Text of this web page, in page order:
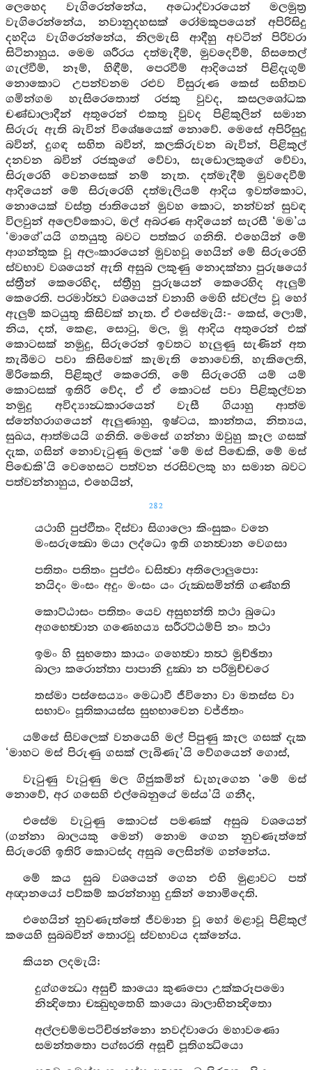
ලෙහෙද වැගිරෙන්නේය, අධොද්වාරයෙන් මලමුත්‍ර
වැගිරෙන්නේය, නවානුදහසක් රෝමකූපයෙන් අපිරිසිදු
දහදිය වැගිරෙන්නේය, නිලමැසි ආදීහු අවටින් පිරිවරා
සිටිනාහුය. මෙම ශරීරය දත්මැදීම්, මුවදෙවීම්, හිසතෙල්
ගැල්වීම්, නෑම්, හිඳීම්, පෙරවීම් ආදියෙන් පිළිදැගුම්
නොකොට උපන්වනම රළුව විසුරුණ කෙස් සහිතව
ගමින්ගම හැසිරෙතොත් රජකු වුවද, කසලශෝධක
චණ්ඩාලාදීන් අතුරෙන් එකතු වුවද පිළිකුලින් සමාන
සිරුරු ඇති බැවින් විශේෂයෙක් නොවේ. මෙසේ අපිරිසුදු
බවින්, දුගඳ සහිත බවින්, කලකිරුවන බැවින්, පිළිකුල්
දනවන බවින් රජකුගේ වේවා, සැඩොලකුගේ වේවා,
සිරුරෙහි වෙනසෙක් නම් නැත. දත්මැදීම් මුවදෙවීම්
ආදියෙන් මේ සිරුරෙහි දත්මැලියම් ආදිය ඉවත්කොට,
නොයෙක් වස්ත්‍ර ජාතියෙන් මුවහ කොට, නන්වන් සුවඳ
විලවුන් අලෙව්කොට, මල් අබරණ ආදියෙන් සැරසී ‘මම’ය
‘මාගේ’යයි ගතයුතු බවට පත්කර ගනිති. එහෙයින් මේ
ආගන්තුක වූ අලංකාරයෙන් මුවහවූ හෙයින් මේ සිරුරෙහි
ස්වභාව වශයෙන් ඇති අසුබ ලකුණු නොදක්නා පුරුෂයෝ
ස්ත්‍රීන් කෙරෙහිද, ස්ත්‍රීහු පුරුෂයන් කෙරෙහිද ඇලුම්
කෙරෙති. පරමාර්ත්‍ථ වශයෙන් වනාහි මෙහි ස්වල්ප වූ හෝ
ඇලුම් කටයුතු කිසිවක් නැත. ඒ එසේමැයි:- කෙස්, ලොම්,
නිය, දත්, කෙළ, සොටු, මල, මූ ආදිය අතුරෙන් එක්
කොටසක් නමුදු, සිරුරෙන් ඉවතට හැලුණු සැණින් අත
තැබීමට පවා කිසිවෙක් කැමැති නොවෙති, හැකිලෙති,
මිරිකෙති, පිළිකුල් කෙරෙති, මේ සිරුරෙහි යම් යම්
කොටසක් ඉතිරි වේද, ඒ ඒ කොටස් පවා පිළිකුල්වන
නමුදු අවිද්‍යාන්‍ධකාරයෙන් වැසී ගියාහු ආත්ම
ස්නේහරාගයෙන් ඇලුණාහු, ඉෂ්ටය, කාන්තය, නිත්‍යය,
සුඛය, ආත්මයයි ගනිති. මෙසේ ගන්නා ඔවුහු කෑල ගසක්
දැක, ගසින් නොවැටුණු මලක් ‘මේ මස් පිඬෙකි, මේ මස්
පිඬෙකි’යි වෙහෙසට පත්වන ජරසිවලකු හා සමාන බවට
පත්වන්නාහුය, එහෙයින්,
282
යථාහි පුප්ඵිතං දිස්වා සිගාලො කිංසුකං වනෙ
මංසරුක්‍ඛො මයා ලද්ධො ඉති ගනත්‍වාන වෙගසා
පතිතං පතිතං පුප්ඵං ඩසිත්‍වා අතිලොලුපො:
නයිදං මංසං අදුං මංසං යං රුක්‍ඛසමින්ති ගණ්හති
කොට්ඨාසං පතිතං යෙව අසුභන්ති තථා බුධො
අගභෙත්‍වාන ගණෙහය්‍ය සරීරට්ඨම්පි නං තථා
ඉමං හි සුභතො කායං ගහෙත්‍වා තත්‍ථ මුච්ඡිතා
බාලා කරොන්තා පාපානි දුක්‍ඛා න පරිමුච්චරෙ
තස්මා පස්සෙය්‍යං මෙධාවී ජීවිනො වා මතස්ස වා
සභාවං පූතිකායස්ස සුභභාවෙන වජ්ජිතං
යම්සේ සිවලෙක් වනයෙහි මල් පිපුණු කෑල ගසක් දැක
‘මාහට මස් පිරුණු ගසක් ලැබිණැ’යි වේගයෙන් ගොස්,
වැටුණු වැටුණු මල ගිජුකමින් ඩැහැගෙන ‘මේ මස්
නොවේ, අර ගසෙහි එල්බෙනුයේ මස්ය’යි ගනීද,
එසේම වැටුණු කොටස් පමණක් අසුබ වශයෙන්
(ගන්නා බාලයකු මෙන්) නොම ගෙන නුවණැත්තේ
සිරුරෙහි ඉතිරි කොටස්ද අසුබ ලෙසින්ම ගන්නේය.
මේ කය සුබ වශයෙන් ගෙන එහි මුළාවට පත්
අඥානයෝ පව්කම් කරන්නාහු දුකින් නොමිදෙති.
එහෙයින් නුවණැත්තේ ජීවමාන වූ හෝ මළාවූ පිළිකුල්
කයෙහි සුබබවින් තොරවූ ස්වභාවය දක්නේය.
කියන ලදමැයි:
දුග්ගන්‍ධො අසුචී කායො කුණපො උක්කරූපමො
නින්‍දිතො චක්‍ඛුභූතෙහි කායො බාලාභිනන්‍දිතො
අල්ලචම්මපටිචිඡන්නො නවද්වාරො මහාවණො
සමන්තතො පග්ඝරති අසූචී පූතිගන්‍ධියො